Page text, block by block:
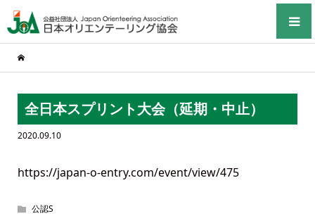
全日本スプリント大会（延期・中止）
2020.09.10
https://japan-o-entry.com/event/view/475
公認S